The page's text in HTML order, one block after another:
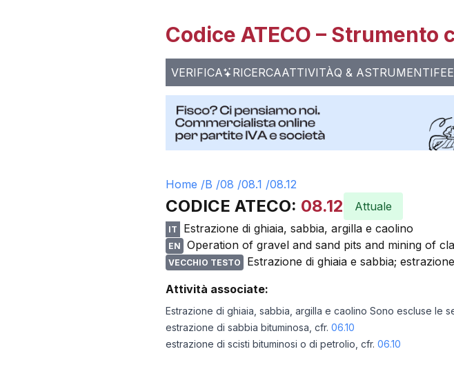
Codice ATECO – Strumento
VERIFICA RICERCAATTIVITÀQ & ASTRUMENTI
Home /B /08 /08.1 /08.12
CODICE ATECO: 08.12 Attuale
IT Estrazione di ghiaia, sabbia, argilla e caolino
EN Operation of gravel and sand pits and mining of
VECCHIO TESTO
Estrazione di ghiaia e sabbia;
Attività associate:
Estrazione di ghiaia, sabbia, argilla e caolino Sono escluse le
estrazione di sabbia bituminosa, cfr. 06.10
estrazione di scisti bituminosi o di petrolio, cfr. 06.10